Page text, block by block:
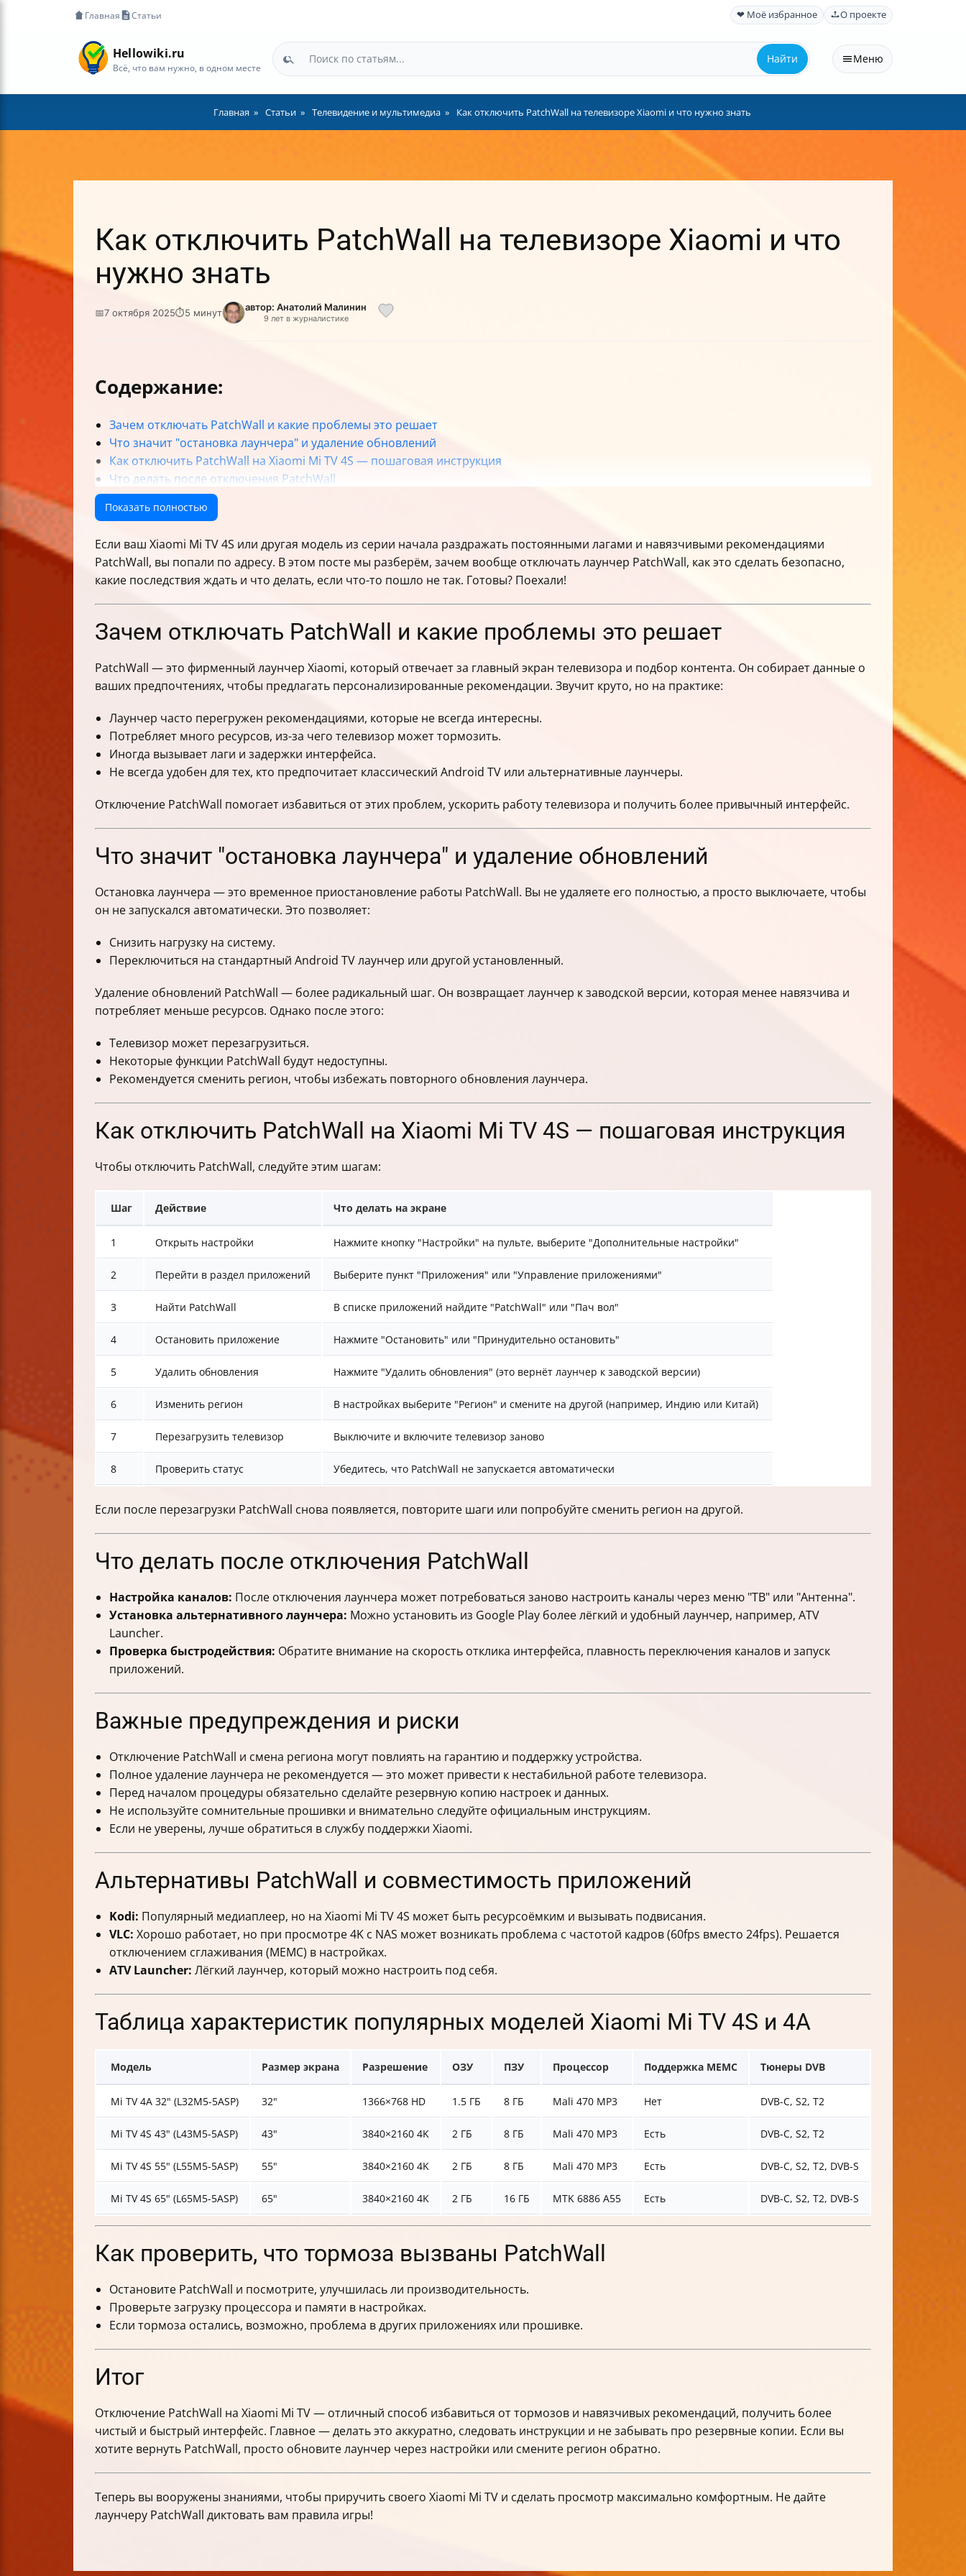
Главная Статьи ❤ Моё избранное О проекте
Hellowiki.ru
Всё, что вам нужно, в одном месте
Найти Меню
Главная Статьи Телевидение и мультимедиа Как отключить PatchWall на телевизоре Xiaomi и что нужно знать
Как отключить PatchWall на телевизоре Xiaomi и что
нужно знать
📅7 октября 2025⏱5 минут автор: Анатолий Малинин
9 лет в журналистике
Содержание:
Зачем отключать PatchWall и какие проблемы это решает
Что значит "остановка лаунчера" и удаление обновлений
Как отключить PatchWall на Xiaomi Mi TV 4S — пошаговая инструкция
Что делать после отключения PatchWall
Важные предупреждения и риски
Альтернативы PatchWall и совместимость приложений
Как проверить, что тормоза вызваны PatchWall
Итог
Показать полностью
Если ваш Xiaomi Mi TV 4S или другая модель из серии начала раздражать постоянными лагами и навязчивыми рекомендациями
PatchWall, вы попали по адресу. В этом посте мы разберём, зачем вообще отключать лаунчер PatchWall, как это сделать безопасно,
какие последствия ждать и что делать, если что-то пошло не так. Готовы? Поехали!
Зачем отключать PatchWall и какие проблемы это решает
PatchWall — это фирменный лаунчер Xiaomi, который отвечает за главный экран телевизора и подбор контента. Он собирает данные о
ваших предпочтениях, чтобы предлагать персонализированные рекомендации. Звучит круто, но на практике:
Лаунчер часто перегружен рекомендациями, которые не всегда интересны.
Потребляет много ресурсов, из-за чего телевизор может тормозить.
Иногда вызывает лаги и задержки интерфейса.
Не всегда удобен для тех, кто предпочитает классический Android TV или альтернативные лаунчеры.
Отключение PatchWall помогает избавиться от этих проблем, ускорить работу телевизора и получить более привычный интерфейс.
Что значит "остановка лаунчера" и удаление обновлений
Остановка лаунчера — это временное приостановление работы PatchWall. Вы не удаляете его полностью, а просто выключаете, чтобы
он не запускался автоматически. Это позволяет:
Снизить нагрузку на систему.
Переключиться на стандартный Android TV лаунчер или другой установленный.
Удаление обновлений PatchWall — более радикальный шаг. Он возвращает лаунчер к заводской версии, которая менее навязчива и
потребляет меньше ресурсов. Однако после этого:
Телевизор может перезагрузиться.
Некоторые функции PatchWall будут недоступны.
Рекомендуется сменить регион, чтобы избежать повторного обновления лаунчера.
Как отключить PatchWall на Xiaomi Mi TV 4S — пошаговая инструкция
Чтобы отключить PatchWall, следуйте этим шагам:
Шаг Действие Что делать на экране
1 Открыть настройки Нажмите кнопку "Настройки" на пульте, выберите "Дополнительные настройки"
2 Перейти в раздел приложений Выберите пункт "Приложения" или "Управление приложениями"
3 Найти PatchWall В списке приложений найдите "PatchWall" или "Пач вол"
4 Остановить приложение Нажмите "Остановить" или "Принудительно остановить"
5 Удалить обновления Нажмите "Удалить обновления" (это вернёт лаунчер к заводской версии)
6 Изменить регион В настройках выберите "Регион" и смените на другой (например, Индию или Китай)
7 Перезагрузить телевизор Выключите и включите телевизор заново
8 Проверить статус Убедитесь, что PatchWall не запускается автоматически
Если после перезагрузки PatchWall снова появляется, повторите шаги или попробуйте сменить регион на другой.
Что делать после отключения PatchWall
Настройка каналов: После отключения лаунчера может потребоваться заново настроить каналы через меню "ТВ" или "Антенна".
Установка альтернативного лаунчера: Можно установить из Google Play более лёгкий и удобный лаунчер, например, ATV
Launcher.
Проверка быстродействия: Обратите внимание на скорость отклика интерфейса, плавность переключения каналов и запуск
приложений.
Важные предупреждения и риски
Отключение PatchWall и смена региона могут повлиять на гарантию и поддержку устройства.
Полное удаление лаунчера не рекомендуется — это может привести к нестабильной работе телевизора.
Перед началом процедуры обязательно сделайте резервную копию настроек и данных.
Не используйте сомнительные прошивки и внимательно следуйте официальным инструкциям.
Если не уверены, лучше обратиться в службу поддержки Xiaomi.
Альтернативы PatchWall и совместимость приложений
Kodi: Популярный медиаплеер, но на Xiaomi Mi TV 4S может быть ресурсоёмким и вызывать подвисания.
VLC: Хорошо работает, но при просмотре 4K с NAS может возникать проблема с частотой кадров (60fps вместо 24fps). Решается
отключением сглаживания (MEMC) в настройках.
ATV Launcher: Лёгкий лаунчер, который можно настроить под себя.
Таблица характеристик популярных моделей Xiaomi Mi TV 4S и 4A
Модель Размер экрана Разрешение ОЗУ ПЗУ Процессор Поддержка MEMC Тюнеры DVB
Mi TV 4A 32" (L32M5-5ASP) 32" 1366×768 HD 1.5 ГБ 8 ГБ Mali 470 MP3 Нет DVB-C, S2, T2
Mi TV 4S 43" (L43M5-5ASP) 43" 3840×2160 4K 2 ГБ 8 ГБ Mali 470 MP3 Есть DVB-C, S2, T2
Mi TV 4S 55" (L55M5-5ASP) 55" 3840×2160 4K 2 ГБ 8 ГБ Mali 470 MP3 Есть DVB-C, S2, T2, DVB-S
Mi TV 4S 65" (L65M5-5ASP) 65" 3840×2160 4K 2 ГБ 16 ГБ MTK 6886 A55 Есть DVB-C, S2, T2, DVB-S
Как проверить, что тормоза вызваны PatchWall
Остановите PatchWall и посмотрите, улучшилась ли производительность.
Проверьте загрузку процессора и памяти в настройках.
Если тормоза остались, возможно, проблема в других приложениях или прошивке.
Итог
Отключение PatchWall на Xiaomi Mi TV — отличный способ избавиться от тормозов и навязчивых рекомендаций, получить более
чистый и быстрый интерфейс. Главное — делать это аккуратно, следовать инструкции и не забывать про резервные копии. Если вы
хотите вернуть PatchWall, просто обновите лаунчер через настройки или смените регион обратно.
Теперь вы вооружены знаниями, чтобы приручить своего Xiaomi Mi TV и сделать просмотр максимально комфортным. Не дайте
лаунчеру PatchWall диктовать вам правила игры!